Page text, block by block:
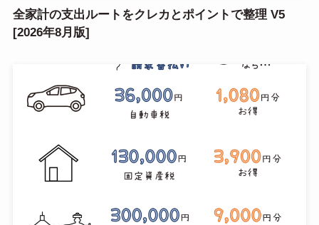
全家計の支出ルートをクレカとポイントで整理 V5
[2026年8月版]